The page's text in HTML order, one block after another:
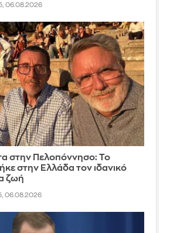
06.08.2026
στην Πελοπόννησο: Το
στην Ελλάδα τον ιδανικό
ζωή
06.08.2026